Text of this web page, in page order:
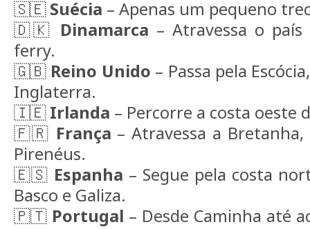
🇸🇪Suécia – Apenas um pequeno
🇩🇰 Dinamarca – Atravessa o
ferry.
🇬🇧 Reino Unido – Passa pela
Inglaterra.
🇮🇪Irlanda – Percorre a costa oeste
🇫🇷 França – Atravessa a
Pirenéus.
🇪🇸 Espanha – Segue pela costa
Basco e Galiza.
🇵🇹 Portugal – Desde Caminha até